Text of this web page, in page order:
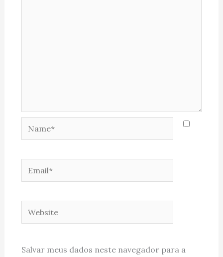
Name*
Email*
Website
Salvar meus dados neste navegador para a